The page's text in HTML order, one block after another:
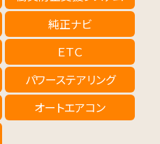
純正ナビ
ＥＴＣ
パワーステアリング
オートエアコン